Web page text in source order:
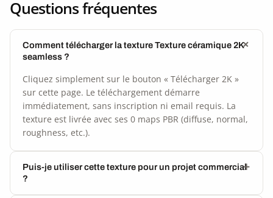
Questions fréquentes
Comment télécharger la texture Texture céramique 2K
seamless ?
Cliquez simplement sur le bouton « Télécharger 2K »
sur cette page. Le téléchargement démarre
immédiatement, sans inscription ni email requis. La
texture est livrée avec ses 0 maps PBR (diffuse, normal,
roughness, etc.).
Puis-je utiliser cette texture pour un projet commercial
?